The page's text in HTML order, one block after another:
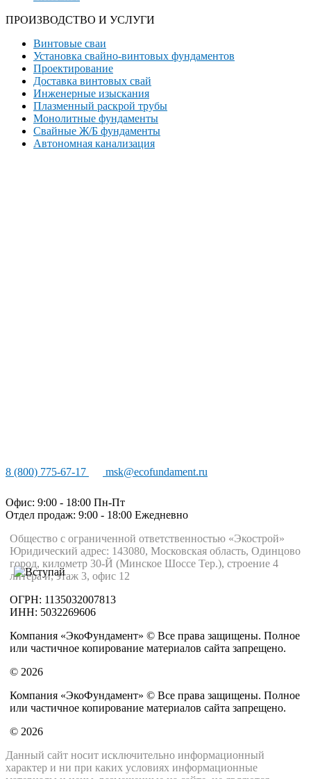
ПРОИЗВОДСТВО И УСЛУГИ
Винтовые сваи
Установка свайно-винтовых фундаментов
Проектирование
Доставка винтовых свай
Инженерные изыскания
Плазменный раскрой трубы
Монолитные фундаменты
Свайные Ж/Б фундаменты
Автономная канализация
8 (800) 775-67-17 msk@ecofundament.ru
Офис: 9:00 - 18:00 Пн-Пт
Отдел продаж: 9:00 - 18:00 Ежедневно
Общество с ограниченной ответственностью «Экострой»
Юридический адрес: 143080, Московская область, Одинцово
город, километр 30-Й (Минское Шоссе Тер.), строение 4
литера и, этаж 3, офис 12
ОГРН: 1135032007813
ИНН: 5032269606
Компания «ЭкоФундамент» © Все права защищены. Полное
или частичное копирование материалов сайта запрещено.
© 2026
Компания «ЭкоФундамент» © Все права защищены. Полное
или частичное копирование материалов сайта запрещено.
© 2026
Данный сайт носит исключительно информационный
характер и ни при каких условиях информационные